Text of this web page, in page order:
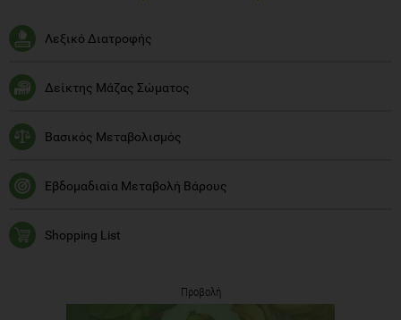
Λεξικό Διατροφής
Δείκτης Μάζας Σώματος
Βασικός Μεταβολισμός
Εβδομαδιαία Μεταβολή Βάρους
Shopping List
Προβολή